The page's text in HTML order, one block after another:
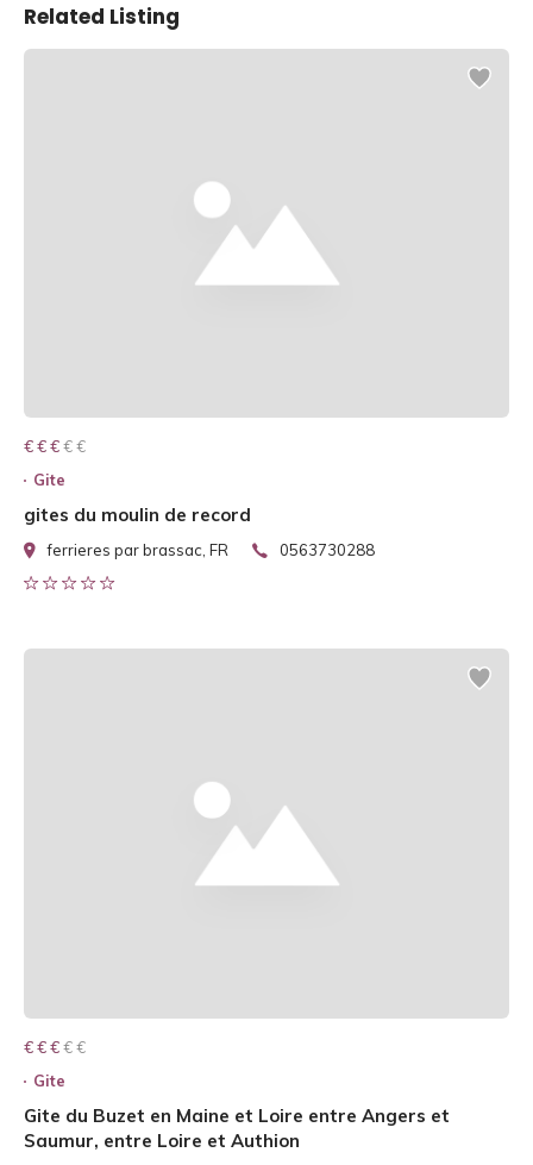
Related Listing
€ € € € €
€ € €
Gite
gites du moulin de record
ferrieres par brassac, FR 0563730288
€ € € € €
€ € €
Gite
Gite du Buzet en Maine et Loire entre Angers et
Saumur, entre Loire et Authion